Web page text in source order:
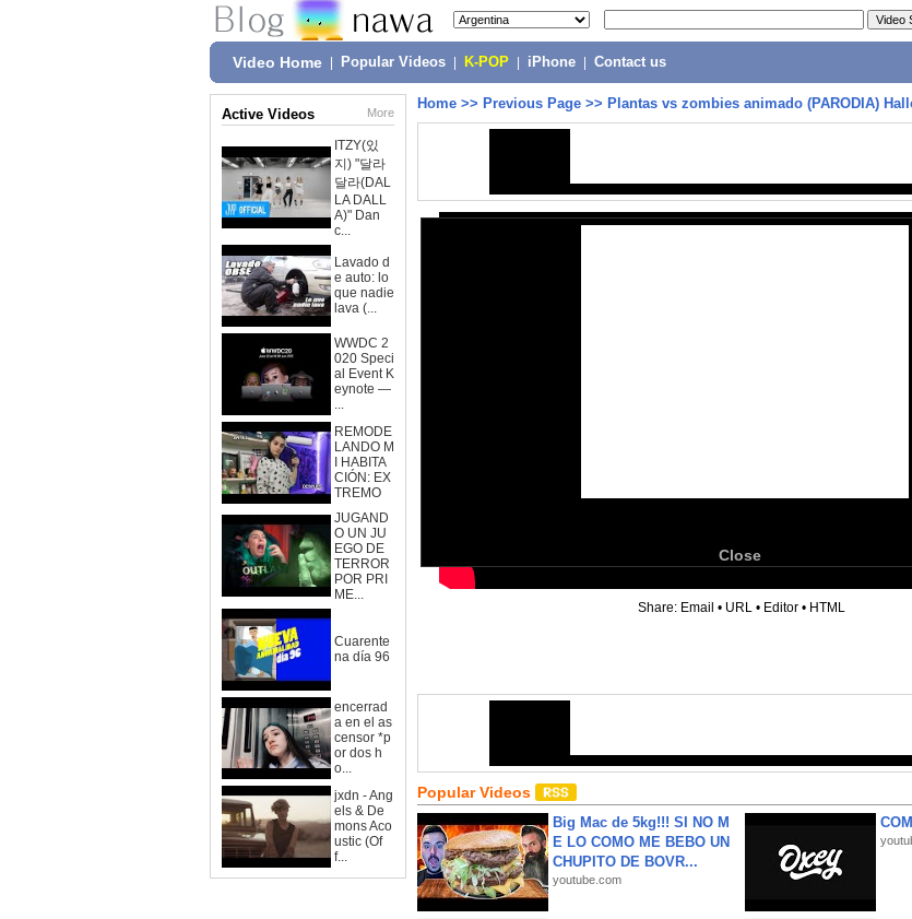
Video Home Popular Videos K-POP iPhone Contact us
Active Videos More
ITZY(있
지) "달라
달라(DAL
LA DALL
A)" Dan
c...
Lavado d
e auto: lo
que nadie
lava (...
WWDC 2
020 Speci
al Event K
eynote —
...
REMODE
LANDO M
I HABITA
CIÓN: EX
TREMO
JUGAND
O UN JU
EGO DE
TERROR
POR PRI
ME...
Cuarente
na día 96
encerrad
a en el as
censor *p
or dos h
o...
jxdn - Ang
els & De
mons Aco
ustic (Of
f...
Home >> Previous Page >> Plantas vs zombies animado (PARODIA)
Close
Share: Email • URL • Editor • HTML
Popular Videos
Big Mac de 5kg!!! SI NO M
E LO COMO ME BEBO UN
CHUPITO DE BOVR...
youtube.com